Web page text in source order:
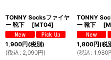
TONNY Socksファイヤ
ー 靴下
[MT04]
1,900円(税別)
(税込 : 2,090円)
TONNY
ー 靴下
[
1,800円(税
(税込 : 1,980